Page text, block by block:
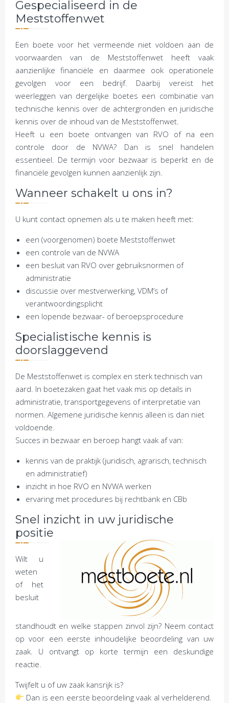
Gespecialiseerd in de
Meststoffenwet
Een boete voor het vermeende niet voldoen aan de
voorwaarden van de Meststoffenwet heeft vaak
aanzienlijke financiële en daarmee ook operationele
gevolgen voor een bedrijf. Daarbij vereist het
weerleggen van dergelijke boetes een combinatie van
technische kennis over de achtergronden en juridische
kennis over de inhoud van de Meststoffenwet.
Heeft u een boete ontvangen van RVO of na een
controle door de NVWA? Dan is snel handelen
essentieel. De termijn voor bezwaar is beperkt en de
financiële gevolgen kunnen aanzienlijk zijn.
Wanneer schakelt u ons in?
U kunt contact opnemen als u te maken heeft met:
een (voorgenomen) boete Meststoffenwet
een controle van de NVWA
een besluit van RVO over gebruiksnormen of
administratie
discussie over mestverwerking, VDM’s of
verantwoordingsplicht
een lopende bezwaar- of beroepsprocedure
Specialistische kennis is
doorslaggevend
De Meststoffenwet is complex en sterk technisch van
aard. In boetezaken gaat het vaak mis op details in
administratie, transportgegevens of interpretatie van
normen. Algemene juridische kennis alleen is dan niet
voldoende.
Succes in bezwaar en beroep hangt vaak af van:
kennis van de praktijk (juridisch, agrarisch, technisch
en administratief)
inzicht in hoe RVO en NVWA werken
ervaring met procedures bij rechtbank en CBb
Snel inzicht in uw juridische
positie
Wilt u
weten
of het
besluit
standhoudt en welke stappen zinvol zijn? Neem contact
op voor een eerste inhoudelijke beoordeling van uw
zaak. U ontvangt op korte termijn een deskundige
reactie.
Twijfelt u of uw zaak kansrijk is?
Dan is een eerste beoordeling vaak al verhelderend.